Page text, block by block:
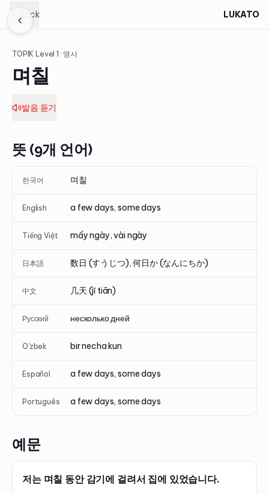
Back LUKATO
TOPIK Level1 · 명사
며칠
발음 듣기
뜻 (9개 언어)
한국어 며칠
English a few days, some days
Tiếng Việt mấy ngày, vài ngày
日本語 数日 (すうじつ), 何日か (なんにちか)
中文 几天 (jǐ tiān)
Русский несколько дней
O'zbek bir necha kun
Español a few days, some days
Português a few days, some days
예문
저는 며칠 동안 감기에 걸려서 집에 있었습니다.